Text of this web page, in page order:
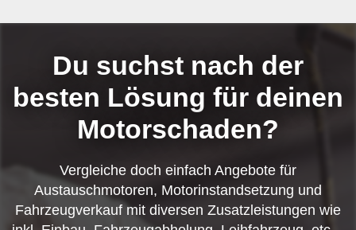
Du suchst nach der
besten Lösung für deinen
Motorschaden?
Vergleiche doch einfach Angebote für
Austauschmotoren, Motorinstandsetzung und
Fahrzeugverkauf mit diversen Zusatzleistungen wie